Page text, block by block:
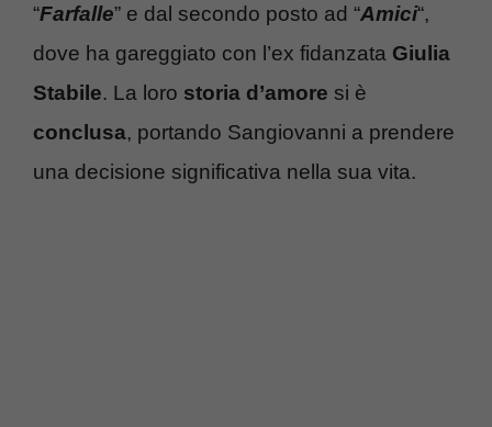
“Farfalle” e dal secondo posto ad “Amici“,
dove ha gareggiato con l’ex fidanzata Giulia
Stabile. La loro storia d’amore si è
conclusa, portando Sangiovanni a prendere
una decisione significativa nella sua vita.